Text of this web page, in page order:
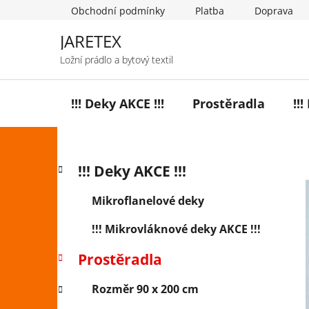
Obchodní podmínky Platba Doprava
JARETEX
Ložní prádlo a bytový textil
!!! Deky AKCE !!! Prostěradla !!!
P
a
n
kategorie
K
a
r
e
!!! Deky AKCE !!!
Mikroflanelové deky
!!! Mikrovláknové deky AKCE !!!
Prostěradla
Rozměr 90 x 200 cm